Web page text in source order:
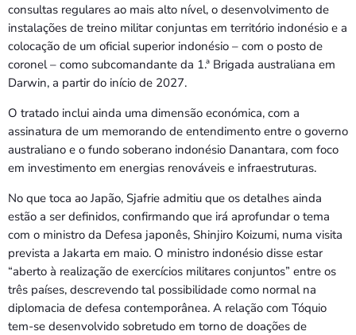
consultas regulares ao mais alto nível, o desenvolvimento de
instalações de treino militar conjuntas em território indonésio e a
colocação de um oficial superior indonésio – com o posto de
coronel – como subcomandante da 1.ª Brigada australiana em
Darwin, a partir do início de 2027.
O tratado inclui ainda uma dimensão económica, com a
assinatura de um memorando de entendimento entre o governo
australiano e o fundo soberano indonésio Danantara, com foco
em investimento em energias renováveis e infraestruturas.
No que toca ao Japão, Sjafrie admitiu que os detalhes ainda
estão a ser definidos, confirmando que irá aprofundar o tema
com o ministro da Defesa japonês, Shinjiro Koizumi, numa visita
prevista a Jakarta em maio. O ministro indonésio disse estar
“aberto à realização de exercícios militares conjuntos” entre os
três países, descrevendo tal possibilidade como normal na
diplomacia de defesa contemporânea. A relação com Tóquio
tem-se desenvolvido sobretudo em torno de doações de